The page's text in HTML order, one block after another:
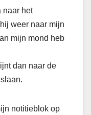
naar het
weer naar mijn
mijn mond heb
dan naar de
notitieblok op